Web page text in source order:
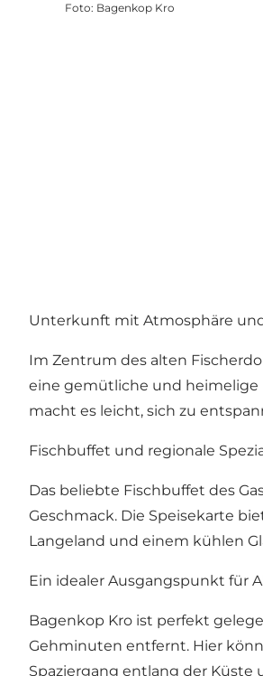
Foto: Bagenkop Kro
Unterkunft mit Atmosphäre
Im Zentrum des alten
eine gemütliche und heimelige
macht es leicht, sich zu
Fischbuffet und regionale
Das beliebte Fischbuffet des
Geschmack. Die Speisekarte
Langeland und einem kühlen
Ein idealer Ausgangspunkt für
Bagenkop Kro ist perfekt
Gehminuten entfernt. Hier
Spaziergang entlang der Küste